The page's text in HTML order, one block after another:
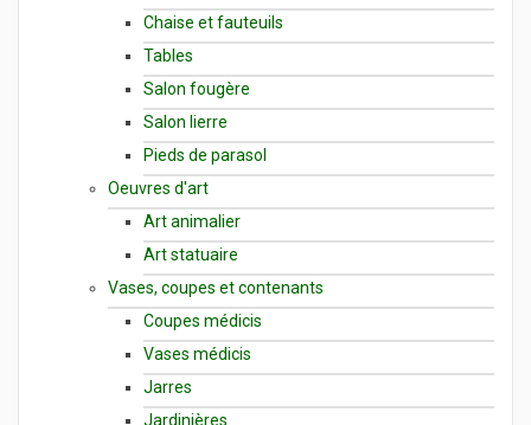
Chaise et fauteuils
Tables
Salon fougère
Salon lierre
Pieds de parasol
Oeuvres d'art
Art animalier
Art statuaire
Vases, coupes et contenants
Coupes médicis
Vases médicis
Jarres
Jardinières